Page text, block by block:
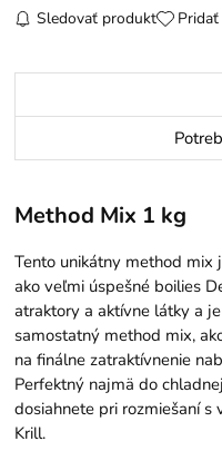
Sledovať produkt
Method Mix 1 kg
Tento unikátny method mix
ako veľmi úspešné boilies
atraktory a aktívne látky a
samostatný method mix,
na finálne zatraktívnenie
Perfektný najmä do
dosiahnete pri rozmiešaní
Krill.